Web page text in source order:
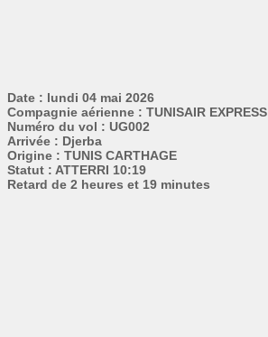
Date : lundi 04 mai 2026
Compagnie aérienne : TUNISAIR EXPRESS
Numéro du vol : UG002
Arrivée : Djerba
Origine : TUNIS CARTHAGE
Statut : ATTERRI 10:19
Retard de 2 heures et 19 minutes